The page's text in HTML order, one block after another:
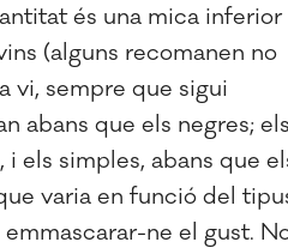
és una mica inferior
(alguns recomanen no
vi, sempre que sigui
abans que els negres;
els simples, abans que
varia en funció del
ne el gust.